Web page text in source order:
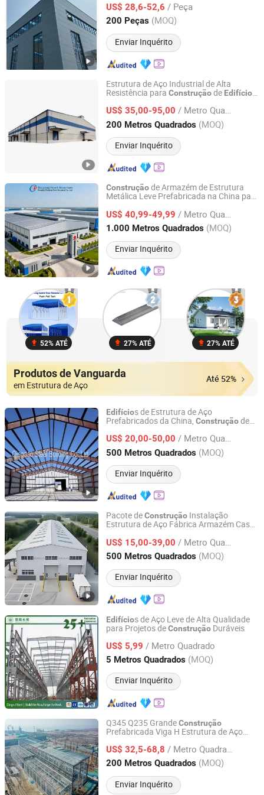
Fábrica
US$ 28,6-52,6 / Peça
200 Peças (MOQ)
Enviar Inquérito
Shandong, China Desde 2024
Estrutura de Aço Industrial de Alta
Resistência para Construçãode Edifícios
US$ 35,00-95,00 / Metro Quadrado
200 Metros Quadrados (MOQ)
Enviar Inquérito
Qingdao KXD Steel Structure Co., Ltd.
Shandong, China Desde 2013
Construçãode Armazém de Estrutura
Metálica Leve Prefabricada na China para
US$ 40,99-49,99 / Metro Quadrado
1.000 Metros Quadrados (MOQ)
Enviar Inquérito
Qingdao Ruigang Steel Structure Co., Ltd.
Shandong, China Desde 2021
52% ATÉ 27% ATÉ 27% ATÉ
Produtos de Vanguarda
em Estrutura de Aço
Até 52%
Edifícios de Estrutura de Aço
Prefabricados da China, Construçãode
US$ 20,00-50,00 / Metro Quadrado
500 Metros Quadrados (MOQ)
Enviar Inquérito
Qingdao Steel Building Co., Ltd.
Shandong, China Desde 2021
Pacote deConstrução Instalação
Estrutura de Aço Fábrica Armazém Casa
US$ 15,00-39,00 / Metro Quadrado
500 Metros Quadrados (MOQ)
Enviar Inquérito
Hebei Sichuang Steel Structure Engineering Co., Ltd.
Hebei, China Desde 2026
Edifícios de Aço Leve de Alta Qualidade
para Projetos deConstrução Duráveis
US$ 5,99 / Metro Quadrado
5 Metros Quadrados (MOQ)
Enviar Inquérito
Dingrui Yongcheng Construction Engineering Co., Ltd
Shandong, China Desde 2024
Q345 Q235 GrandeConstrução
Prefabricada Viga H Estrutura de Aço
Garagem Galpão Material deConstrução
US$ 32,5-68,8 / Metro Quadrado
200 Metros Quadrados (MOQ)
Enviar Inquérito
SDKM Metal Materials Co., LTD
Shandong, China Desde 2024